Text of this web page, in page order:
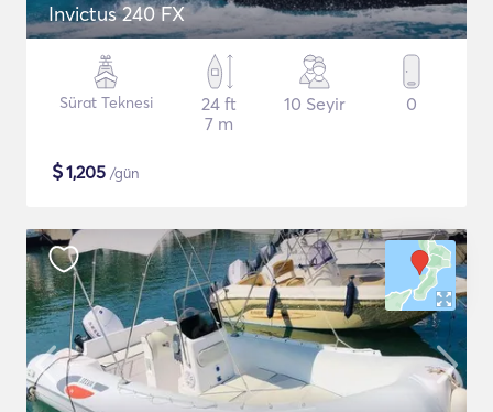
Invictus 240 FX
Sürat Teknesi
24 ft
7 m
10 Seyir 0
$1,205 /gün